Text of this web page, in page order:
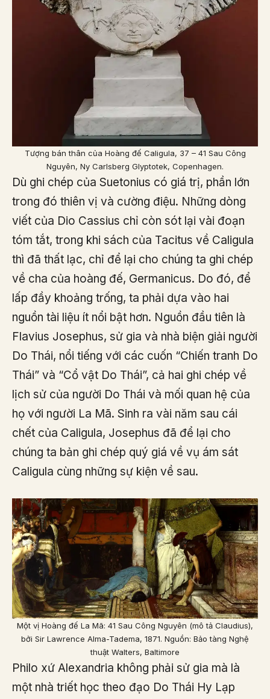
Tượng bán thân của Hoàng đế Caligula, 37 – 41 Sau Công
Nguyên, Ny Carlsberg Glyptotek, Copenhagen.
Dù ghi chép của Suetonius có giá trị, phần lớn
trong đó thiên vị và cường điệu. Những dòng
viết của Dio Cassius chỉ còn sót lại vài đoạn
tóm tắt, trong khi sách của Tacitus về Caligula
thì đã thất lạc, chỉ để lại cho chúng ta ghi chép
về cha của hoàng đế, Germanicus. Do đó, để
lấp đầy khoảng trống, ta phải dựa vào hai
nguồn tài liệu ít nổi bật hơn. Nguồn đầu tiên là
Flavius Josephus, sử gia và nhà biện giải người
Do Thái, nổi tiếng với các cuốn “Chiến tranh Do
Thái” và “Cổ vật Do Thái”, cả hai ghi chép về
lịch sử của người Do Thái và mối quan hệ của
họ với người La Mã. Sinh ra vài năm sau cái
chết của Caligula, Josephus đã để lại cho
chúng ta bản ghi chép quý giá về vụ ám sát
Caligula cùng những sự kiện về sau.
Một vị Hoàng đế La Mã: 41 Sau Công Nguyên (mô tả Claudius),
bởi Sir Lawrence Alma-Tadema, 1871. Nguồn: Bảo tàng Nghệ
thuật Walters, Baltimore
Philo xứ Alexandria không phải sử gia mà là
một nhà triết học theo đạo Do Thái Hy Lạp